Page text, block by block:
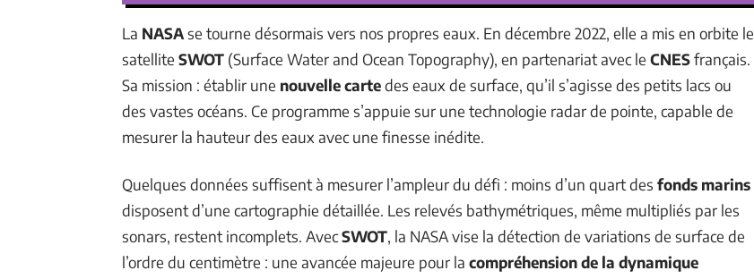
La NASAse tourne désormais vers nos propres eaux. En décembre 2022, elle a mis en orbite le
satellite SWOT (Surface Water and Ocean Topography), en partenariat avec le CNESfrançais.
Sa mission : établir une nouvelle cartedes eaux de surface, qu’il s’agisse des petits lacs ou
des vastes océans. Ce programme s’appuie sur une technologie radar de pointe, capable de
mesurer la hauteur des eaux avec une finesse inédite.
Quelques données suffisent à mesurer l’ampleur du défi : moins d’un quart des fonds marins
disposent d’une cartographie détaillée. Les relevés bathymétriques, même multipliés par les
sonars, restent incomplets. AvecSWOT, la NASA vise la détection de variations de surface de
l’ordre du centimètre : une avancée majeure pour la compréhension de la dynamique